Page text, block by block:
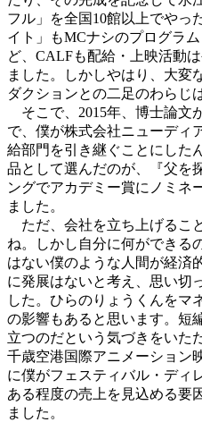
フル」を全国10館以上でやっ
イト」もMCナシのプログラ
ど、CALFも配給・上映活動
ました。しかしやはり、大変
ダクションとの二足のわらじ
そこで、2015年、博士論文
で、僕が株式会社ニューディ
給部門を引き継ぐことにした
品として選んだのが、『父を
ングでアカデミー賞にノミネ
ました。
ただ、会社を立ち上げるこ
ね。しかし自分に何ができる
はない僕のような人間が経済
に発展はないと考え、思い切
した。ひらのりょうくんをマ
の影響もあると思います。短
立つのだという気づきをいた
千歳空港国際アニメーション
に僕がフェスティバル・ディ
ある程度の売上を見込める要
ました。